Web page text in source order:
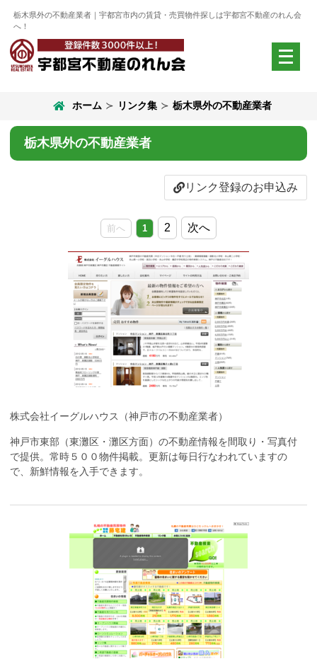
栃木県外の不動産業者｜宇都宮市内の賃貸・売買物件探しは宇都宮不動産のれん会
へ！
メ
ニ
開
ホーム リンク集 栃木県外の不動産業者
栃木県外の不動産業者
リンク登録のお申込み
前へ 1 2 次へ
株式会社イーグルハウス（神戸市の不動産業者）
神戸市東部（東灘区・灘区方面）の不動産情報を間取り・写真付
で提供。常時５００物件掲載。更新は毎日行なわれていますの
で、新鮮情報を入手できます。